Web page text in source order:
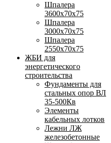
Шпалера
3600х70х75
Шпалера
3000х70х75
Шпалера
2550х70х75
ЖБИ для
энергетического
строительства
Фундаменты для
стальных опор ВЛ
35-500Кв
Элементы
кабельных лотков
Лежни ЛЖ
железобетонные